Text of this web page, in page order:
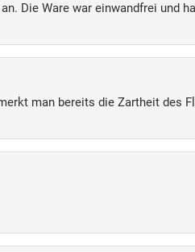
Die Ware war einwandfrei und
man bereits die Zartheit des